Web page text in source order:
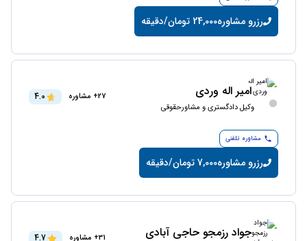
رزرو مشاوره24,000 تومان/دقیقه
امیر اله وردی
وکیل دادگستری و مشاورحقوقی
27+ مشاوره 4.0
مشاوره تلفنی
رزرو مشاوره7,000 تومان/دقیقه
جواد رزمجو حاجی آبادی 31+ مشاوره 4.7